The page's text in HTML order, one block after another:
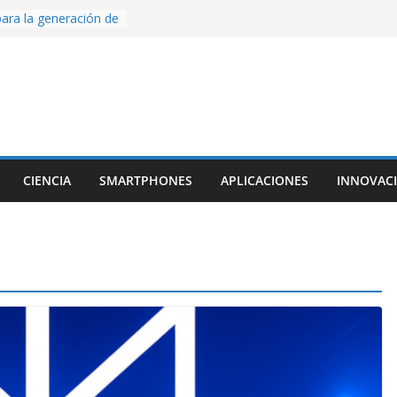
la generación de
con Inteligencia
una app
una
CIENCIA SMARTPHONES APLICACIONES